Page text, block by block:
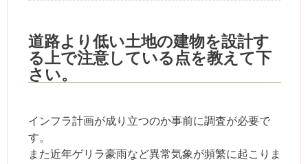
道路より低い土地の建物を設計す
る上で注意している点を教えて下
さい。
インフラ計画が成り立つのか事前に調査が必要で
す。
また近年ゲリラ豪雨など異常気象が頻繁に起こりま